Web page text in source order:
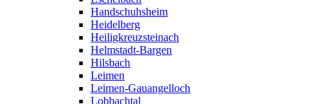
Handschuhsheim
Heidelberg
Heiligkreuzsteinach
Helmstadt-Bargen
Hilsbach
Leimen
Leimen-Gauangelloch
Lobbachtal